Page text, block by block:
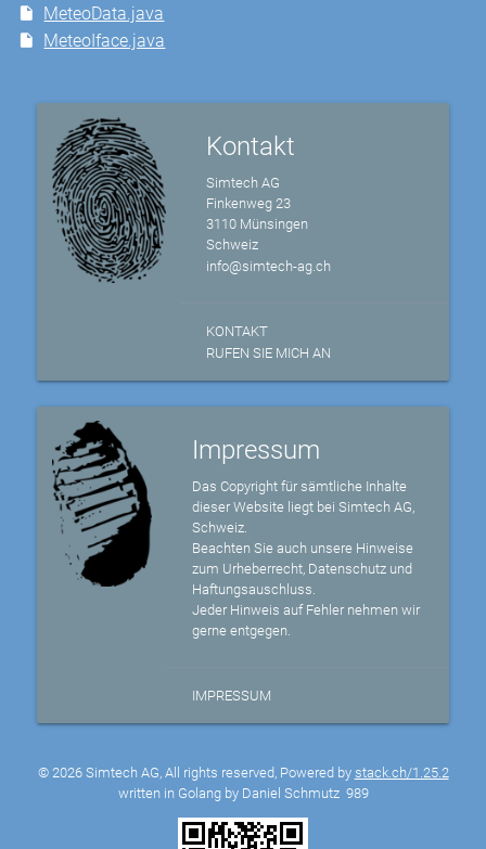
MeteoData.java
MeteoIface.java
Kontakt
Simtech AG
Finkenweg 23
3110 Münsingen
Schweiz
info@simtech-ag.ch
KONTAKT
RUFEN SIE MICH AN
Impressum
Das Copyright für sämtliche Inhalte
dieser Website liegt bei Simtech AG,
Schweiz.
Beachten Sie auch unsere Hinweise
zum Urheberrecht, Datenschutz und
Haftungsauschluss.
Jeder Hinweis auf Fehler nehmen wir
gerne entgegen.
IMPRESSUM
© 2026 Simtech AG, All rights reserved, Powered by stack.ch/1.25.2
written in Golang by Daniel Schmutz 989